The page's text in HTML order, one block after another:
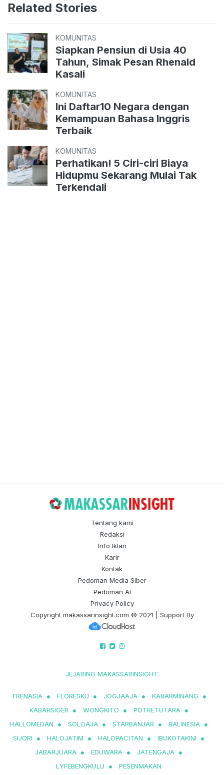
Related Stories
KOMUNITAS
Siapkan Pensiun di Usia 40
Tahun, Simak Pesan Rhenald
Kasali
KOMUNITAS
Ini Daftar10 Negara dengan
Kemampuan Bahasa Inggris
Terbaik
KOMUNITAS
Perhatikan! 5 Ciri-ciri Biaya
Hidupmu Sekarang Mulai Tak
Terkendali
Tentang kami
Redaksi
Info Iklan
Karir
Kontak
Pedoman Media Siber
Pedoman AI
Privacy Policy
Copyright makassarinsight.com © 2021 | Support By
JEJARING MAKASSARINSIGHT:
TRENASIA ● FLORESKU ● JOGJAAJA ● KABARMINANG
●
KABARSIGER
● WONGKITO ● POTRETUTARA ●
HALLOMEDAN
● SOLOAJA ● STARBANJAR ● BALINESIA ●
SIJORI
● HALOJATIM ● HALOPACITAN ● IBUKOTAKINI
●
JABARJUARA ● EDUWARA ● JATENGAJA ●
LYFEBENGKULU
● PESENMAKAN